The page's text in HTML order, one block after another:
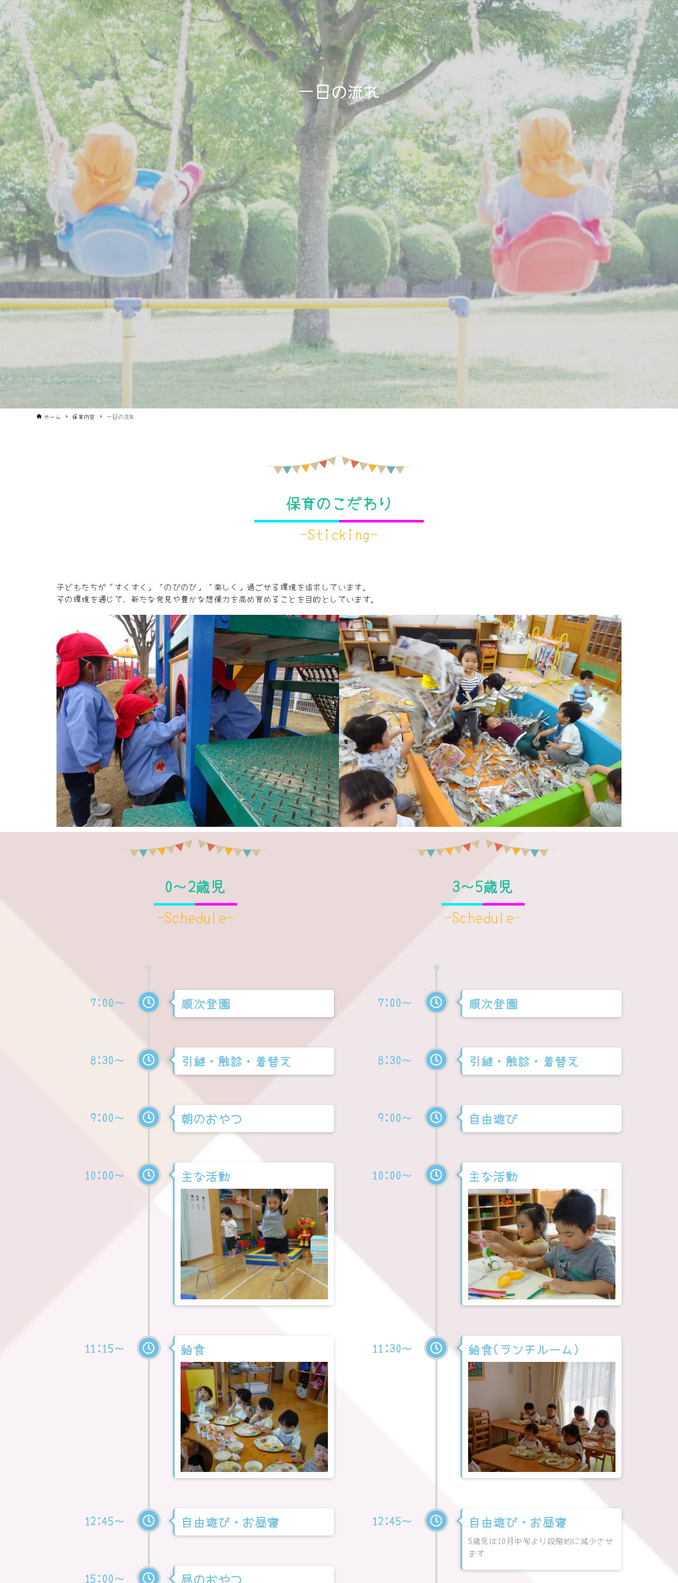
一日の流れ
ホーム 保育内容 一日の流れ
保育のこだわり
-Sticking-
子どもたちが「すくすく」「のびのび」「楽しく」過ごせる環境を追求しています。
その環境を通じて、新たな発見や豊かな想像力を高め育めることを目的としています。
0～2歳児
-Schedule-
7:00～ 順次登園
8:30～ 引継・触診・着替え
9:00～ 朝のおやつ
10:00～ 主な活動
11:15～ 給食
12:45～ 自由遊び・お昼寝
15:00～ 昼のおやつ
3～5歳児
-Schedule-
7:00～ 順次登園
8:30～ 引継・触診・着替え
9:00～ 自由遊び
10:00～ 主な活動
11:30～ 給食(ランチルーム)
12:45～ 自由遊び・お昼寝
5歳児は10月中旬より段階的に減少させ
ます